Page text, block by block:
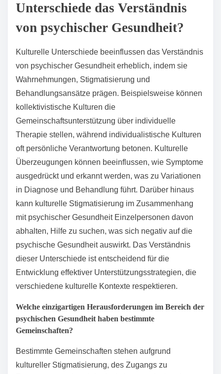
Unterschiede das Verständnis
von psychischer Gesundheit?
Kulturelle Unterschiede beeinflussen das Verständnis
von psychischer Gesundheit erheblich, indem sie
Wahrnehmungen, Stigmatisierung und
Behandlungsansätze prägen. Beispielsweise können
kollektivistische Kulturen die
Gemeinschaftsunterstützung über individuelle
Therapie stellen, während individualistische Kulturen
oft persönliche Verantwortung betonen. Kulturelle
Überzeugungen können beeinflussen, wie Symptome
ausgedrückt und erkannt werden, was zu Variationen
in Diagnose und Behandlung führt. Darüber hinaus
kann kulturelle Stigmatisierung im Zusammenhang
mit psychischer Gesundheit Einzelpersonen davon
abhalten, Hilfe zu suchen, was sich negativ auf die
psychische Gesundheit auswirkt. Das Verständnis
dieser Unterschiede ist entscheidend für die
Entwicklung effektiver Unterstützungsstrategien, die
verschiedene kulturelle Kontexte respektieren.
Welche einzigartigen Herausforderungen im Bereich der
psychischen Gesundheit haben bestimmte
Gemeinschaften?
Bestimmte Gemeinschaften stehen aufgrund
kultureller Stigmatisierung, des Zugangs zu